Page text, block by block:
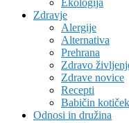
Zdravje
Alergije
Alternativa
Prehrana
Zdravo
Zdrave novice
Recepti
Babičin kotiček
Odnosi in družina